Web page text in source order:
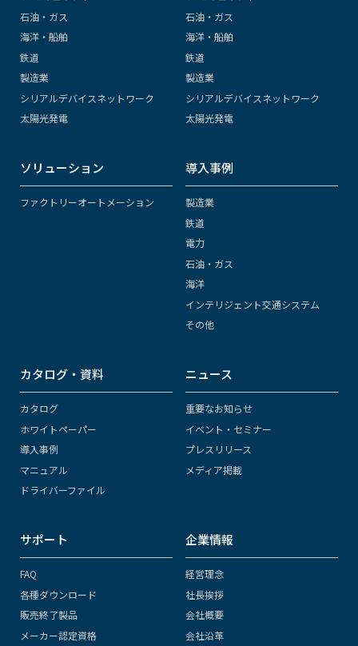
石油・ガス
海洋・船舶
鉄道
製造業
シリアルデバイスネットワーク
太陽光発電
石油・ガス
海洋・船舶
鉄道
製造業
シリアルデバイスネットワーク
太陽光発電
ソリューション
ファクトリーオートメーション
導入事例
製造業
鉄道
電力
石油・ガス
海洋
インテリジェント交通システム
その他
カタログ・資料
カタログ
ホワイトペーパー
導入事例
マニュアル
ドライバーファイル
ニュース
重要なお知らせ
イベント・セミナー
プレスリリース
メディア掲載
サポート
FAQ
各種ダウンロード
販売終了製品
メーカー認定資格
企業情報
経営理念
社長挨拶
会社概要
会社沿革